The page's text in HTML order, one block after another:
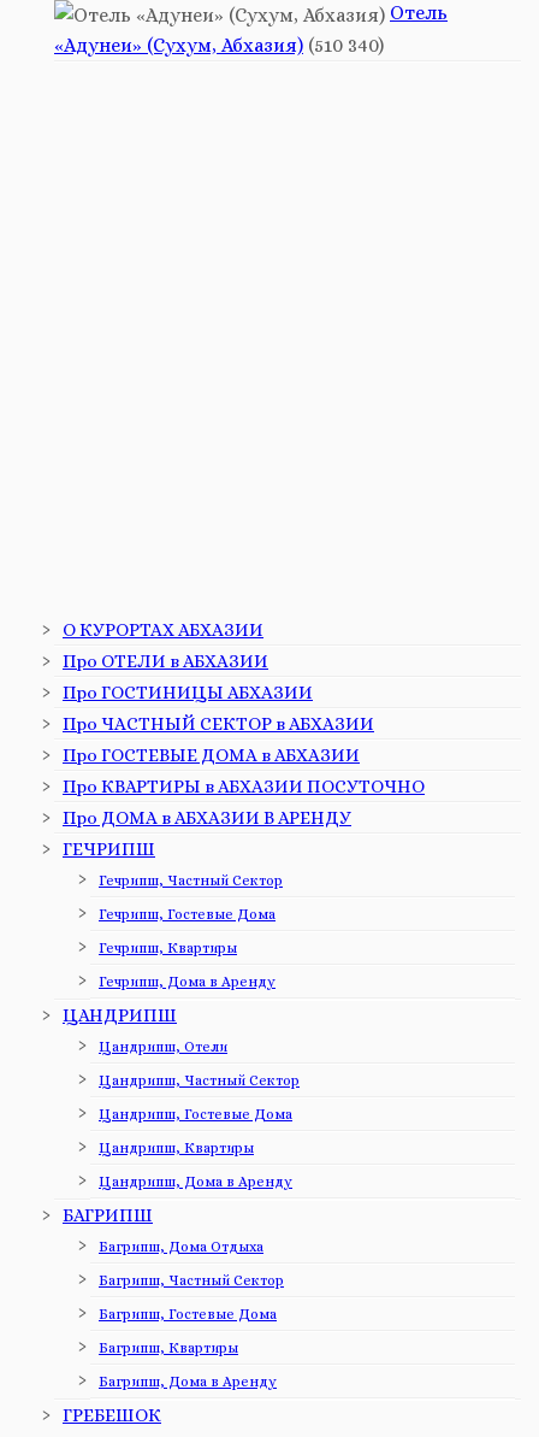
Отель
«Адунеи» (Сухум, Абхазия) (510 340)
О КУРОРТАХ АБХАЗИИ
Про ОТЕЛИ в АБХАЗИИ
Про ГОСТИНИЦЫ АБХАЗИИ
Про ЧАСТНЫЙ СЕКТОР в АБХАЗИИ
Про ГОСТЕВЫЕ ДОМА в АБХАЗИИ
Про КВАРТИРЫ в АБХАЗИИ ПОСУТОЧНО
Про ДОМА в АБХАЗИИ В АРЕНДУ
ГЕЧРИПШ
Гечрипш, Частный Сектор
Гечрипш, Гостевые Дома
Гечрипш, Квартиры
Гечрипш, Дома в Аренду
ЦАНДРИПШ
Цандрипш, Отели
Цандрипш, Частный Сектор
Цандрипш, Гостевые Дома
Цандрипш, Квартиры
Цандрипш, Дома в Аренду
БАГРИПШ
Багрипш, Дома Отдыха
Багрипш, Частный Сектор
Багрипш, Гостевые Дома
Багрипш, Квартиры
Багрипш, Дома в Аренду
ГРЕБЕШОК